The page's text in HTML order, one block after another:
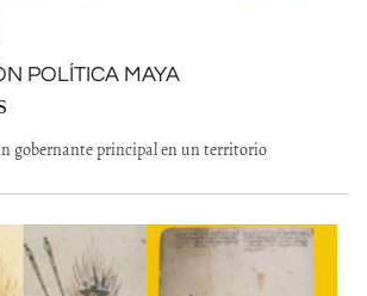
POLÍTICA MAYA
gobernante principal en un territorio